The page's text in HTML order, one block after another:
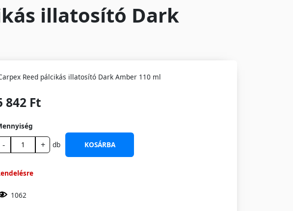
illatosító Dark
Reed pálcikás illatosító Dark Amber 110 ml
842 Ft
- + db KOSÁRBA
1062